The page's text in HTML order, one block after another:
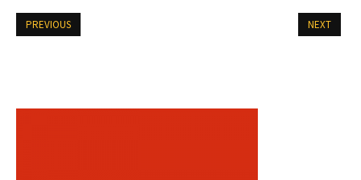
PREVIOUS NEXT